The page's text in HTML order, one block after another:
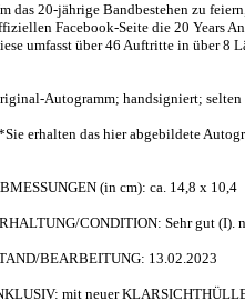
das 20-jährige Bandbestehen zu
Facebook-Seite die 20 Years
umfasst über 46 Auftritte in über 8
Autogramm; handsigniert; selten
erhalten das hier abgebildete
(in cm): ca. 14,8 x 10,4
CONDITION: Sehr gut (I).
BEARBEITUNG: 13.02.2023
mit neuer